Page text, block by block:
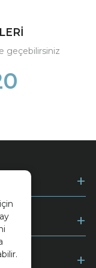
geçebilirsiniz